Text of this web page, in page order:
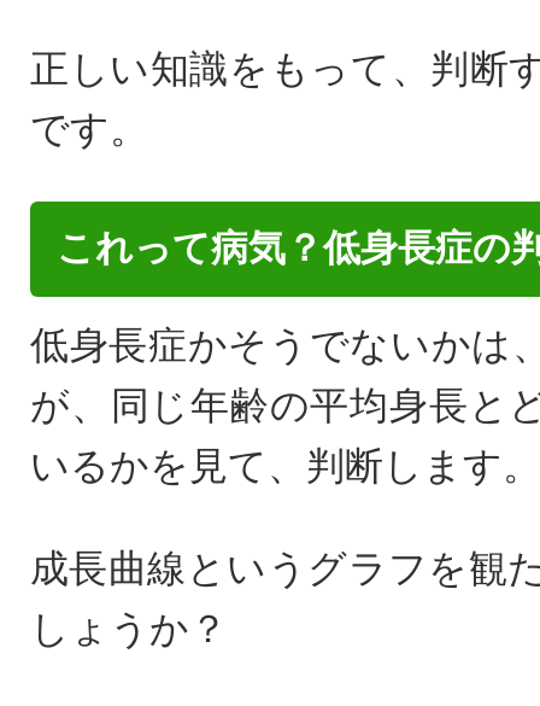
正しい知識をもって、判断
です。
これって病気？低身長症の
低身長症かそうでないかは
が、同じ年齢の平均身長と
いるかを見て、判断します。
成長曲線というグラフを観
しょうか？